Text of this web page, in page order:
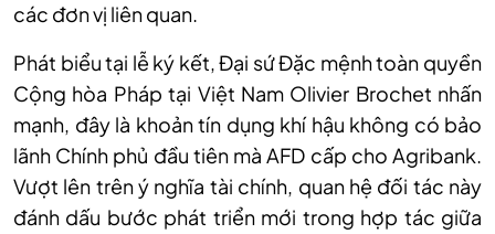
các đơn vị liên quan.
Phát biểu tại lễ ký kết, Đại sứ Đặc mệnh toàn quyền
Cộng hòa Pháp tại Việt Nam Olivier Brochet nhấn
mạnh, đây là khoản tín dụng khí hậu không có bảo
lãnh Chính phủ đầu tiên mà AFD cấp cho Agribank.
Vượt lên trên ý nghĩa tài chính, quan hệ đối tác này
đánh dấu bước phát triển mới trong hợp tác giữa